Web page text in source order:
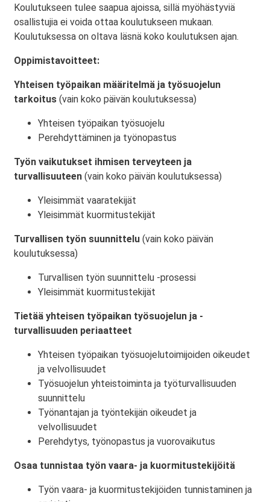
Koulutukseen tulee saapua ajoissa, sillä myöhästyviä
osallistujia ei voida ottaa koulutukseen mukaan.
Koulutuksessa on oltava läsnä koko koulutuksen ajan.
Oppimistavoitteet:
Yhteisen työpaikan määritelmä ja työsuojelun
tarkoitus (vain koko päivän koulutuksessa)
Yhteisen työpaikan työsuojelu
Perehdyttäminen ja työnopastus
Työn vaikutukset ihmisen terveyteen ja
turvallisuuteen (vain koko päivän koulutuksessa)
Yleisimmät vaaratekijät
Yleisimmät kuormitustekijät
Turvallisen työn suunnittelu (vain koko päivän
koulutuksessa)
Turvallisen työn suunnittelu -prosessi
Yleisimmät kuormitustekijät
Tietää yhteisen työpaikan työsuojelun ja -
turvallisuuden periaatteet
Yhteisen työpaikan työsuojelutoimijoiden oikeudet
ja velvollisuudet
Työsuojelun yhteistoiminta ja työturvallisuuden
suunnittelu
Työnantajan ja työntekijän oikeudet ja
velvollisuudet
Perehdytys, työnopastus ja vuorovaikutus
Osaa tunnistaa työn vaara- ja kuormitustekijöitä
Työn vaara- ja kuormitustekijöiden tunnistaminen ja